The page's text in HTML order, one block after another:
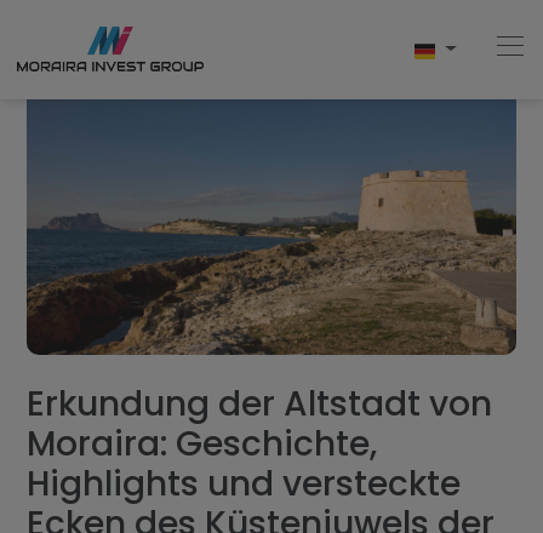
Kaufen
Neubau
Bewertungen
Uber Uns
Erkundung der Altstadt von
Moraira: Geschichte,
Highlights und versteckte